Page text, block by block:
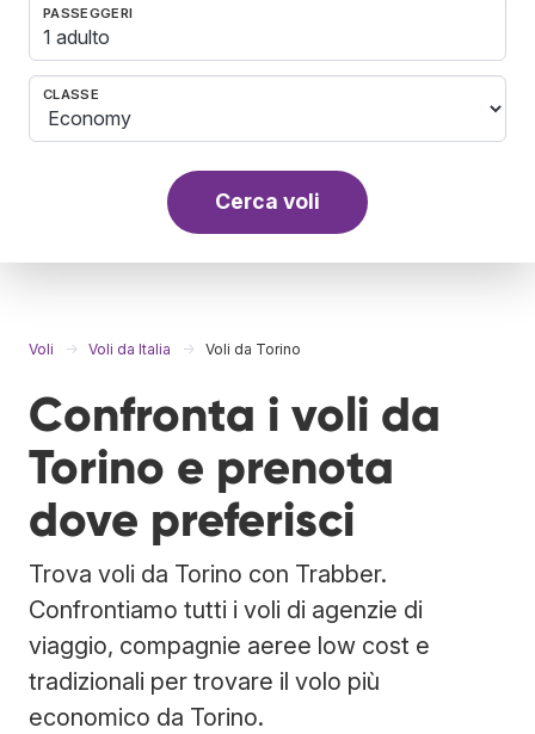
PASSEGGERI
1 adulto
CLASSE
Cerca voli
Voli Voli da Italia Voli da Torino
Confronta i voli da
Torino e prenota
dove preferisci
Trova voli da Torino con Trabber.
Confrontiamo tutti i voli di agenzie di
viaggio, compagnie aeree low cost e
tradizionali per trovare il volo più
economico da Torino.